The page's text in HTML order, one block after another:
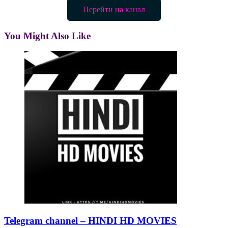
Перейти на канал
You Might Also Like
Telegram channel – HINDI HD MOVIES